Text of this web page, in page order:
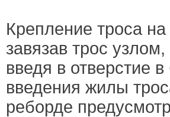
Крепление троса
завязав трос
введя в отверстие
введения жилы
реборде